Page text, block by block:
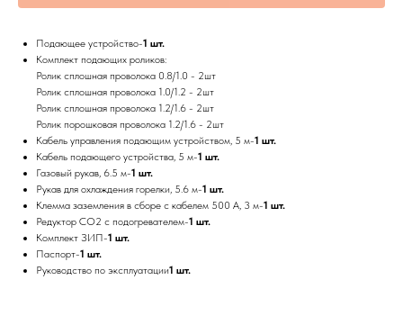
Подающее устройство-1 шт.
Комплект подающих роликов:
Ролик сплошная проволока 0.8/1.0 - 2шт
Ролик сплошная проволока 1.0/1.2 - 2шт
Ролик сплошная проволока 1.2/1.6 - 2шт
Ролик порошковая проволока 1.2/1.6 - 2шт
Кабель управления подающим устройством, 5 м-1 шт.
Кабель подающего устройства, 5 м-1 шт.
Газовый рукав, 6.5 м-1 шт.
Рукав для охлаждения горелки, 5.6 м-1 шт.
Клемма заземления в сборе с кабелем 500 А, 3 м-1 шт.
Редуктор СО2 с подогревателем-1 шт.
Комплект ЗИП-1 шт.
Паспорт-1 шт.
Руководство по эксплуатации1 шт.